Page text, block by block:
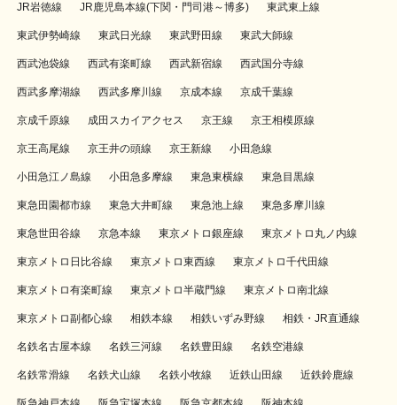
JR岩徳線 JR鹿児島本線(下関・門司港～博多) 東武東上線
東武伊勢崎線 東武日光線 東武野田線 東武大師線
西武池袋線 西武有楽町線 西武新宿線 西武国分寺線
西武多摩湖線 西武多摩川線 京成本線 京成千葉線
京成千原線 成田スカイアクセス 京王線 京王相模原線
京王高尾線 京王井の頭線 京王新線 小田急線
小田急江ノ島線 小田急多摩線 東急東横線 東急目黒線
東急田園都市線 東急大井町線 東急池上線 東急多摩川線
東急世田谷線 京急本線 東京メトロ銀座線 東京メトロ丸ノ内線
東京メトロ日比谷線 東京メトロ東西線 東京メトロ千代田線
東京メトロ有楽町線 東京メトロ半蔵門線 東京メトロ南北線
東京メトロ副都心線 相鉄本線 相鉄いずみ野線 相鉄・JR直通線
名鉄名古屋本線 名鉄三河線 名鉄豊田線 名鉄空港線
名鉄常滑線 名鉄犬山線 名鉄小牧線 近鉄山田線 近鉄鈴鹿線